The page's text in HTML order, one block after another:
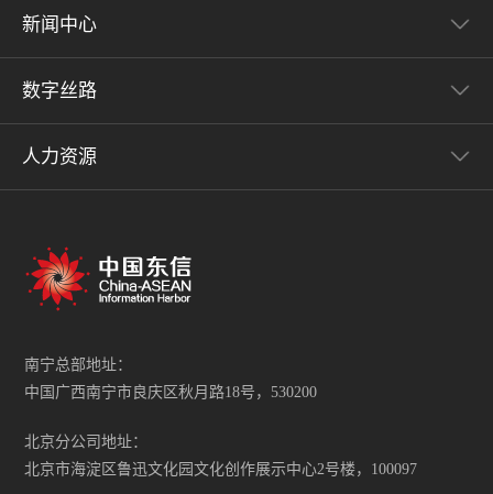
新闻中心
数字丝路
人力资源
南宁总部地址：
中国广西南宁市良庆区秋月路18号，530200
北京分公司地址：
北京市海淀区鲁迅文化园文化创作展示中心2号楼，100097